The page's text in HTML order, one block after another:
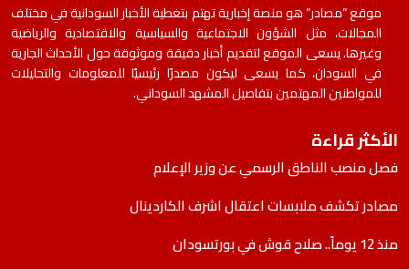
موقع “مصادر” هو منصة إخبارية تهتم بتغطية الأخبار السودانية في مختلف
المجالات، مثل الشؤون الاجتماعية والسياسية والاقتصادية والرياضية
وغيرها. يسعى الموقع لتقديم أخبار دقيقة وموثوقة حول الأحداث الجارية
في السودان، كما يسعى ليكون مصدرًا رئيسيًا للمعلومات والتحليلات
للمواطنين المهتمين بتفاصيل المشهد السوداني.
الأكثر قراءة
فصل منصب الناطق الرسمي عن وزير الإعلام
مصادر تكشف ملابسات اعتقال اشرف الكاردينال
منذ 12 يوماً.. صلاح قوش في بورتسودان